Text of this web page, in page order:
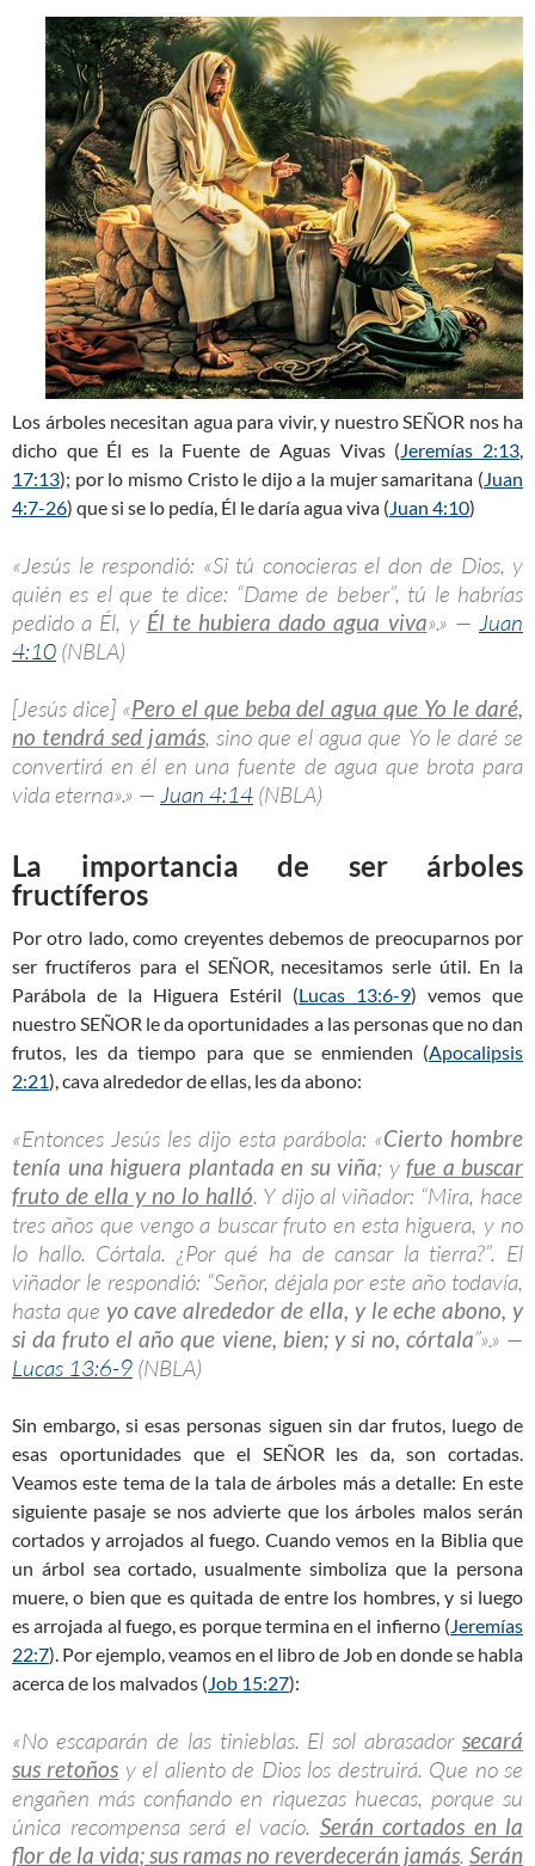
Los árboles necesitan agua para vivir, y nuestro SEÑOR nos ha
dicho que Él es la Fuente de Aguas Vivas (Jeremías 2:13,
17:13); por lo mismo Cristo le dijo a la mujer samaritana (Juan
4:7-26) que si se lo pedía, Él le daría agua viva (Juan 4:10)
«Jesús le respondió: «Si tú conocieras el don de Dios, y
quién es el que te dice: “Dame de beber”, tú le habrías
pedido a Él, y Él te hubiera dado agua viva».» —Juan
4:10 (NBLA)
[Jesús dice] «Pero el que beba del agua que Yo le daré,
no tendrá sed jamás, sino que el agua que Yo le daré se
convertirá en él en una fuente de agua que brota para
vida eterna».» — Juan 4:14 (NBLA)
La importancia de ser árboles
fructíferos
Por otro lado, como creyentes debemos de preocuparnos por
ser fructíferos para el SEÑOR, necesitamos serle útil. En la
Parábola de la Higuera Estéril (Lucas 13:6-9) vemos que
nuestro SEÑOR le da oportunidades a las personas que no dan
frutos, les da tiempo para que se enmienden (Apocalipsis
2:21), cava alrededor de ellas, les da abono:
«Entonces Jesús les dijo esta parábola: «Cierto hombre
tenía una higuera plantada en su viña; y fue a buscar
fruto de ella y no lo halló. Y dijo al viñador: “Mira, hace
tres años que vengo a buscar fruto en esta higuera, y no
lo hallo. Córtala. ¿Por qué ha de cansar la tierra?”. El
viñador le respondió: “Señor, déjala por este año todavía,
hasta que yo cave alrededor de ella, y le eche abono, y
si da fruto el año que viene, bien; y si no, córtala”».» —
Lucas 13:6-9 (NBLA)
Sin embargo, si esas personas siguen sin dar frutos, luego de
esas oportunidades que el SEÑOR les da, son cortadas.
Veamos este tema de la tala de árboles más a detalle: En este
siguiente pasaje se nos advierte que los árboles malos serán
cortados y arrojados al fuego. Cuando vemos en la Biblia que
un árbol sea cortado, usualmente simboliza que la persona
muere, o bien que es quitada de entre los hombres, y si luego
es arrojada al fuego, es porque termina en el infierno (Jeremías
22:7). Por ejemplo, veamos en el libro de Job en donde se habla
acerca de los malvados (Job 15:27):
«No escaparán de las tinieblas. El sol abrasador secará
sus retoños y el aliento de Dios los destruirá. Que no se
engañen más confiando en riquezas huecas, porque su
única recompensa será el vacío. Serán cortados en la
flor de la vida; sus ramas no reverdecerán jamás. Serán